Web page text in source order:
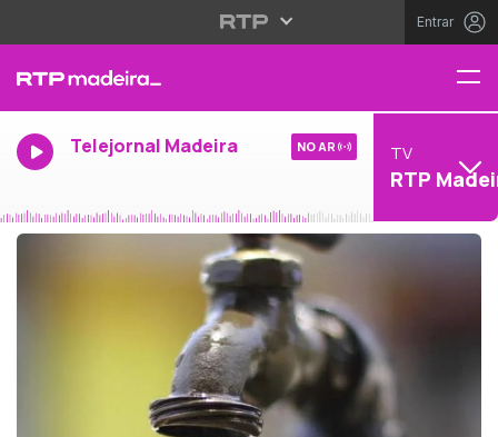
Entrar
Telejornal Madeira NO AR TV
RTP